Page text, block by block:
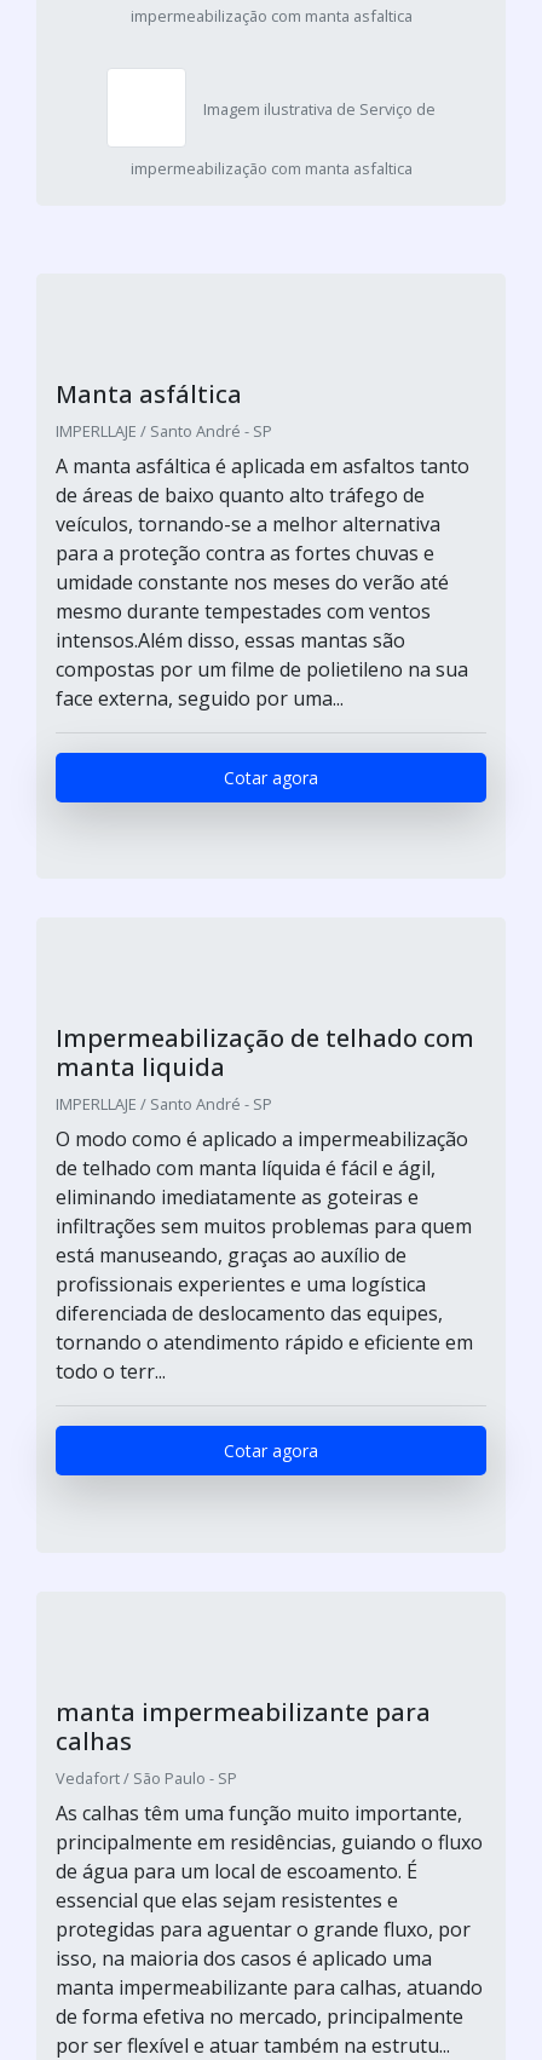
impermeabilização com manta asfaltica
Imagem ilustrativa de Serviço de
impermeabilização com manta asfaltica
Manta asfáltica
IMPERLLAJE / Santo André - SP
A manta asfáltica é aplicada em asfaltos tanto
de áreas de baixo quanto alto tráfego de
veículos, tornando-se a melhor alternativa
para a proteção contra as fortes chuvas e
umidade constante nos meses do verão até
mesmo durante tempestades com ventos
intensos.Além disso, essas mantas são
compostas por um filme de polietileno na sua
face externa, seguido por uma...
Cotar agora
Impermeabilização de telhado com
manta liquida
IMPERLLAJE / Santo André - SP
O modo como é aplicado a impermeabilização
de telhado com manta líquida é fácil e ágil,
eliminando imediatamente as goteiras e
infiltrações sem muitos problemas para quem
está manuseando, graças ao auxílio de
profissionais experientes e uma logística
diferenciada de deslocamento das equipes,
tornando o atendimento rápido e eficiente em
todo o terr...
Cotar agora
manta impermeabilizante para
calhas
Vedafort / São Paulo - SP
As calhas têm uma função muito importante,
principalmente em residências, guiando o fluxo
de água para um local de escoamento. É
essencial que elas sejam resistentes e
protegidas para aguentar o grande fluxo, por
isso, na maioria dos casos é aplicado uma
manta impermeabilizante para calhas, atuando
de forma efetiva no mercado, principalmente
por ser flexível e atuar também na estrutu...